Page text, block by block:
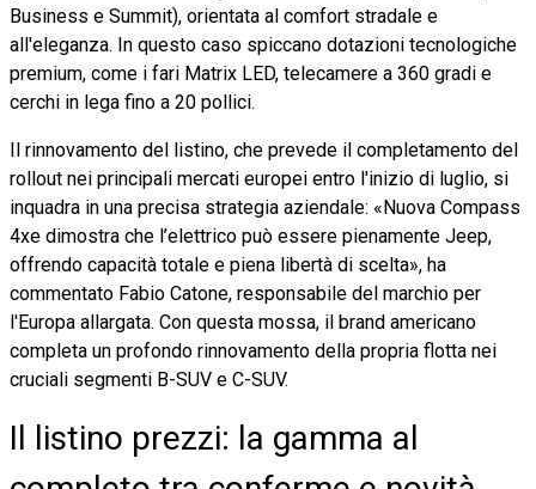
Business e Summit), orientata al comfort stradale e
all'eleganza. In questo caso spiccano dotazioni tecnologiche
premium, come i fari Matrix LED, telecamere a 360 gradi e
cerchi in lega fino a 20 pollici.
Il rinnovamento del listino, che prevede il completamento del
rollout nei principali mercati europei entro l'inizio di luglio, si
inquadra in una precisa strategia aziendale: «Nuova Compass
4xe dimostra che l’elettrico può essere pienamente Jeep,
offrendo capacità totale e piena libertà di scelta», ha
commentato Fabio Catone, responsabile del marchio per
l'Europa allargata. Con questa mossa, il brand americano
completa un profondo rinnovamento della propria flotta nei
cruciali segmenti B-SUV e C-SUV.
Il listino prezzi: la gamma al